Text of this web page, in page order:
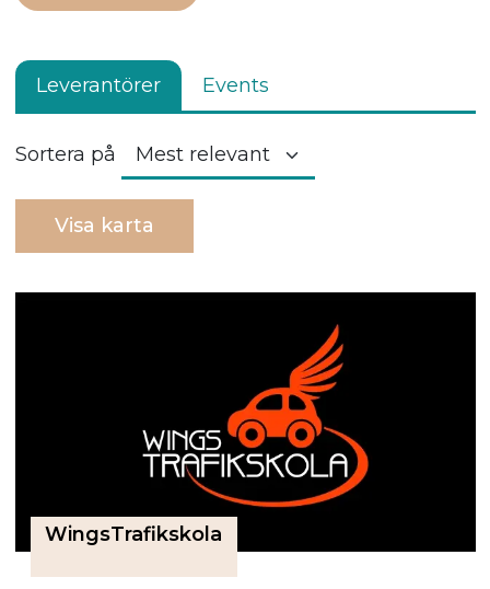
Leverantörer Events
Sortera på
Visa karta
WingsTrafikskola